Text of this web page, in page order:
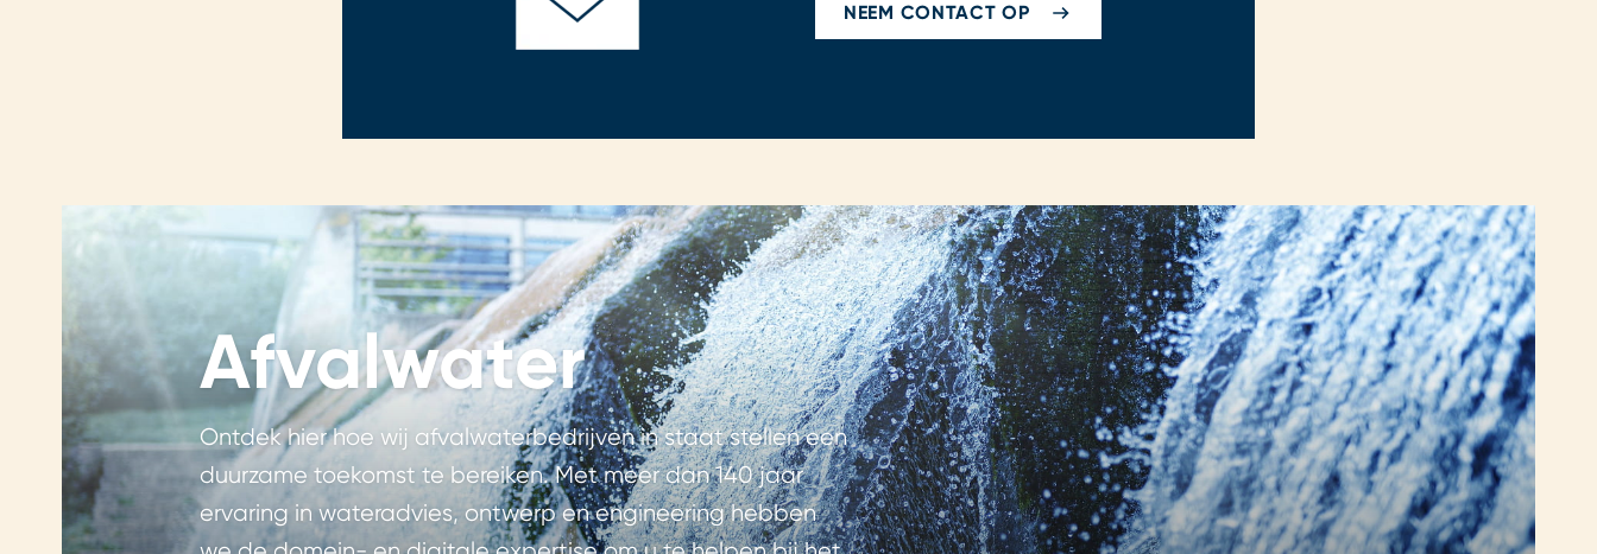
NEEM CONTACT OP
Afvalwater
Ontdek hier hoe wij afvalwaterbedrijven in staat stellen een
duurzame toekomst te bereiken. Met meer dan 140 jaar
ervaring in wateradvies, ontwerp en engineering hebben